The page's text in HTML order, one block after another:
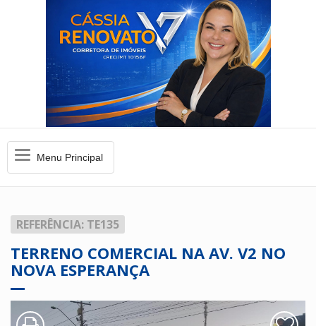
MenuMenu Principal
REFERÊNCIA: TE135
TERRENO COMERCIAL NA AV. V2 NO
NOVA ESPERANÇA